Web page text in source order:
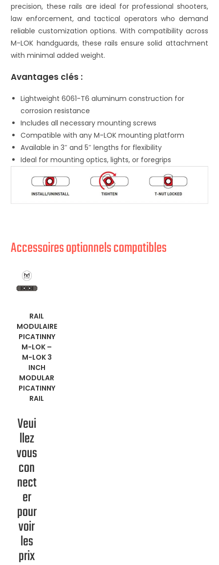
precision, these rails are ideal for professional shooters,
law enforcement, and tactical operators who demand
reliable customization options. With compatibility across
M-LOK handguards, these rails ensure solid attachment
with minimal added weight.
Avantages clés :
Lightweight 6061-T6 aluminum construction for
corrosion resistance
Includes all necessary mounting screws
Compatible with any M-LOK mounting platform
Available in 3″ and 5″ lengths for flexibility
Ideal for mounting optics, lights, or foregrips
Accessoires optionnels compatibles
EN
SAVOIR
PLUS
RAIL
MODULAIRE
PICATINNY
M-LOK –
M-LOK 3
INCH
MODULAR
PICATINNY
RAIL
Veui
llez
vous
con
nect
er
pour
voir
les
prix